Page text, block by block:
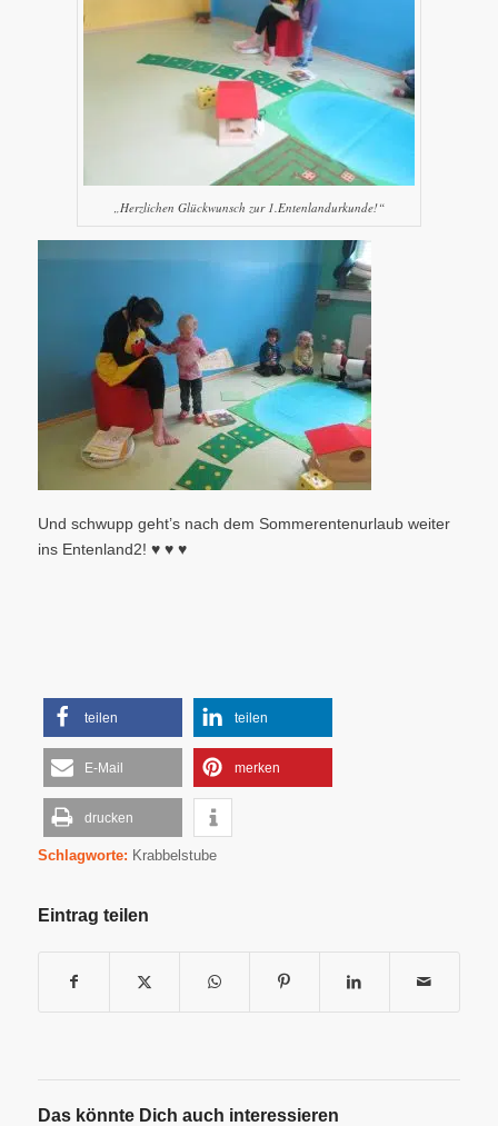
„Herzlichen Glückwunsch zur 1.Entenlandurkunde!“
Und schwupp geht’s nach dem Sommerentenurlaub weiter
ins Entenland2! ♥ ♥ ♥
teilen teilen
E-Mail merken
drucken
Schlagworte: Krabbelstube
Eintrag teilen
Das könnte Dich auch interessieren